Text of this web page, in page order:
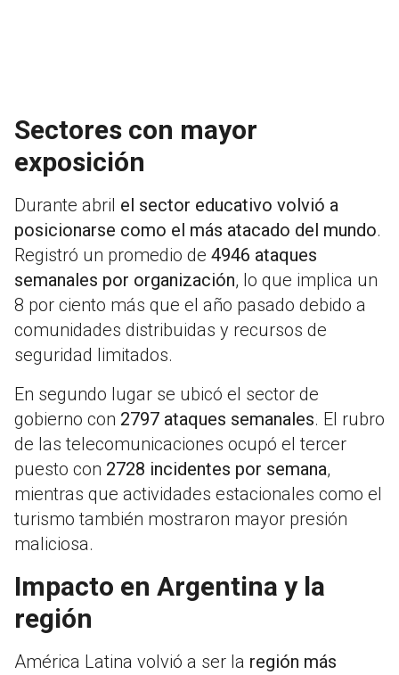
Sectores con mayor
exposición
Durante abril el sector educativo volvió a
posicionarse como el más atacado del mundo.
Registró un promedio de 4946 ataques
semanales por organización, lo que implica un
8 por ciento más que el año pasado debido a
comunidades distribuidas y recursos de
seguridad limitados.
En segundo lugar se ubicó el sector de
gobierno con 2797 ataques semanales. El rubro
de las telecomunicaciones ocupó el tercer
puesto con 2728 incidentes por semana,
mientras que actividades estacionales como el
turismo también mostraron mayor presión
maliciosa.
Impacto en Argentina y la
región
América Latina volvió a ser la región más